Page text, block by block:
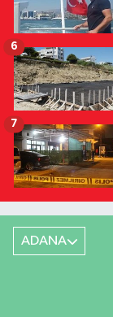
6
7
ADANA